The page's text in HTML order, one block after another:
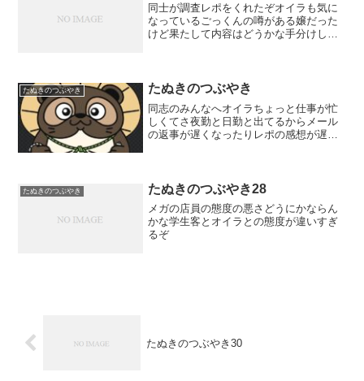
同士が調査レポをくれたぞオイラも気に
なっているごっくんの噂がある嬢だった
けど果たして内容はどうかな手分けして
たぬきのつぶやき たぬきのつぶやき
同志のみんなへオイラちょっと仕事が忙
しくてさ夜勤と日勤と出てるからメール
の返事が遅くなったりレポの感想が遅く
ま仕事に行って夜勤終わっ...
たぬきのつぶやき たぬきのつぶやき28
メガの店員の態度の悪さどうにかならん
かな学生客とオイラとの態度が違いすぎ
るぞ
たぬきのつぶやき30